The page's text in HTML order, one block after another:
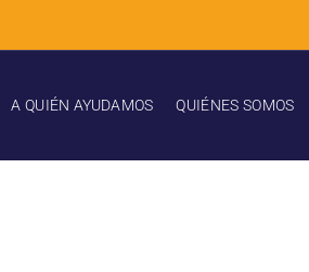
A QUIÉN AYUDAMOS QUIÉNES SOMOS